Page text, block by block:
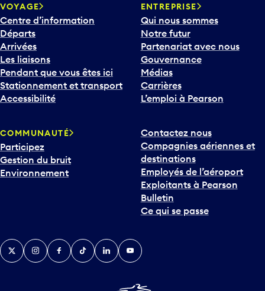
Centre d’information
Départs
Arrivées
Les liaisons
Pendant que vous êtes ici
Stationnement et transport
Accessibilité
Qui nous sommes
Notre futur
Partenariat avec nous
Gouvernance
Médias
Carrières
L’emploi à Pearson
Participez
Gestion du bruit
Environnement
Compagnies aériennes et
destinations
Employés de l’aéroport
Exploitants à Pearson
Bulletin
Ce qui se passe